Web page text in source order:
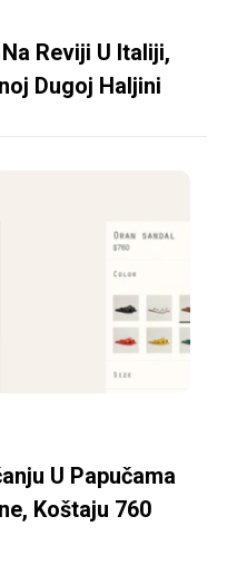
Reviji U Italiji,
Dugoj Haljini
U Papučama
Koštaju 760